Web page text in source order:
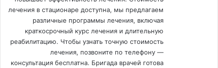
лечения в стационаре доступна, мы предлагаем
различные программы лечения, включая
краткосрочный курс лечения и длительную
реабилитацию. Чтобы узнать точную стоимость
лечения, позвоните по телефону —
консультация бесплатна. Бригада врачей готова